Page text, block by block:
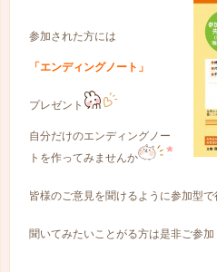
参加された方には
「エンディングノート」
プレゼント
自分だけのエンディングノー
トを作ってみませんか
皆様のご意見を聞けるように参加型
聞いてみたいことがる方は是非ご参